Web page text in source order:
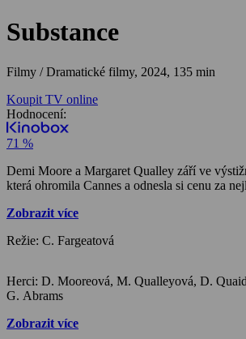
Substance
Filmy / Dramatické filmy, 2024, 135 min
Koupit TV online
Hodnocení:
71 %
Demi Moore a Margaret Qualley září ve
která ohromila Cannes a odnesla si cenu za
Zobrazit více
Režie: C. Fargeatová
Herci: D. Mooreová, M. Qualleyová, D. Quaid, E. Hamilton-Clark,
G. Abrams
Zobrazit více